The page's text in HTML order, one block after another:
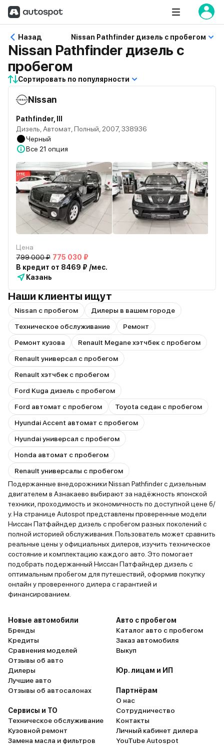
Назад Nissan Pathfinder дизель с пробегом
Nissan Pathfinder дизель с
пробегом
Сортировать по популярности
Nissan
Pathfinder, III
Дизель, Автомат, Полный, 2007, 338936
Черный
Все 21 опция
Цена
799 000 ₽ 775 030 ₽
В кредит от 8469 ₽ /мес.
Казань
Наши клиенты ищут
Nissan с пробегом
Дилеры в вашем городе
Техническое обслуживание
Ремонт
Ремонт кузова
Renault Megane хэтчбек с пробегом
Renault универсал с пробегом
Renault хэтчбек с пробегом
Ford Kuga дизель с пробегом
Ford автомат с пробегом
Toyota седан с пробегом
Hyundai Accent автомат с пробегом
Hyundai универсал с пробегом
Honda автомат с пробегом
Renault универсалы с пробегом
Подержанные внедорожники Nissan Pathfinder с дизельным
двигателем в Азнакаево выбирают за надёжность японской
техники, проходимость и экономичность по доступной цене б/
у. На странице Autospot представлены проверенные модели
Ниссан Патфайндер дизель с пробегом разных поколений с
полной историей обслуживания. Пользователь может сравнить
реальные цены у официальных дилеров, изучить техническое
состояние и комплектацию каждого авто. Это помогает
подобрать подержанный Ниссан Патфайндер дизель с
оптимальным пробегом для путешествий, оформив покупку
онлайн у проверенного дилера с гарантией и
финансированием.
Новые автомобили
Бренды
Кредиты
Сравнения моделей
Отзывы об авто
Дилеры
Лучшие авто
Отзывы об автосалонах
Сервисы и ТО
Техническое обслуживание
Кузовной ремонт
Замена масла и фильтров
Авто с пробегом
Каталог авто с пробегом
Заказ автомобиля
Выкуп
Юр. лицам и ИП
Партнёрам
О нас
Сотрудничество
Контакты
Личный кабинет дилера
YouTube Autospot